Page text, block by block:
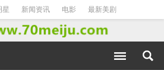
星 新闻资讯 电影 最新美剧